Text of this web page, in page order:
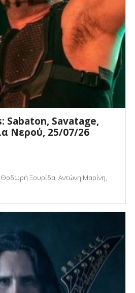
Sabaton, Savatage,
Νερού, 25/07/26
Ξουρίδα, Αντώνη Μαρίνη,